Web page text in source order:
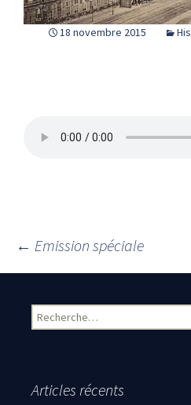
18 novembre 2015
Navigation
← Emission spéciale
Rechercher :
Articles récents